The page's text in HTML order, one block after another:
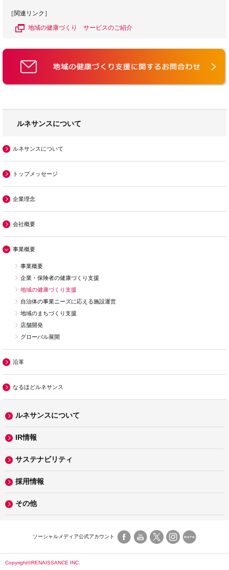
［関連リンク］
地域の健康づくり サービスのご紹介
ルネサンスについて
ルネサンスについて
トップメッセージ
企業理念
会社概要
事業概要
事業概要
企業・保険者の健康づくり支援
地域の健康づくり支援
自治体の事業ニーズに応える施設運営
地域のまちづくり支援
店舗開発
グローバル展開
沿革
なるほどルネサンス
ルネサンスについて
IR情報
サステナビリティ
採用情報
その他
ソーシャルメディア公式アカウント
Copyright©RENAISSANCE INC.